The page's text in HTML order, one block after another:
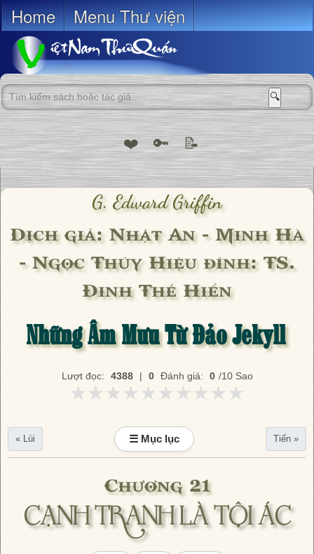
Home Menu Thư viện
🔍
❤️ 🔑 📝
G. Edward Griffin
Dịch giả: Nhật An - Minh Hà
- Ngọc Thúy Hiệu đính: TS.
Đinh Thế Hiển
Những Âm Mưu Từ Đảo Jekyll
Lượt đọc: 4388 | 0 Đánh giá: 0 /10 Sao
★★★★★★★★★★
★★★★★★★★★★
« Lùi ☰ Mục lục Tiến »
Chương 21
CẠNH TRANH LÀ TỘI ÁC